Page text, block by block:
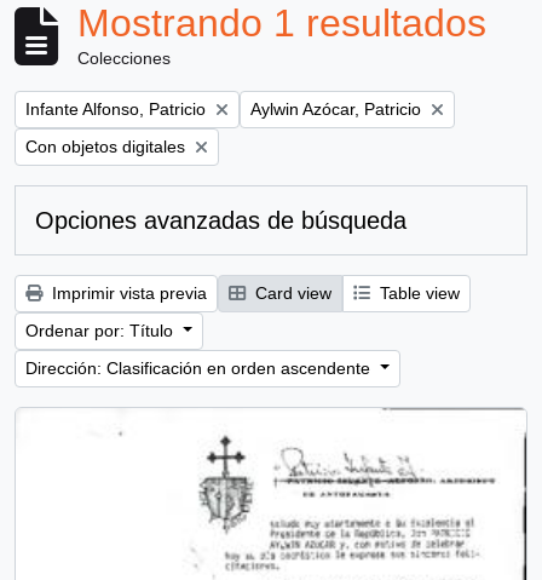
Mostrando 1 resultados
Colecciones
Remove filter:
Infante Alfonso, Patricio Remove filter:
Aylwin Azócar, Patricio
Remove filter:
Con objetos digitales
Opciones avanzadas de búsqueda
Imprimir vista previa Card view
Table view
Ordenar por: Título
Dirección: Clasificación en orden ascendente